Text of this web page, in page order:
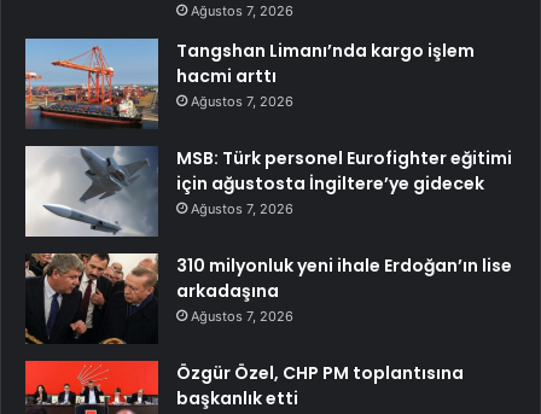
Ağustos 7, 2026
Tangshan Limanı’nda kargo işlem
hacmi arttı
Ağustos 7, 2026
MSB: Türk personel Eurofighter eğitimi
için ağustosta İngiltere’ye gidecek
Ağustos 7, 2026
310 milyonluk yeni ihale Erdoğan’ın lise
arkadaşına
Ağustos 7, 2026
Özgür Özel, CHP PM toplantısına
başkanlık etti